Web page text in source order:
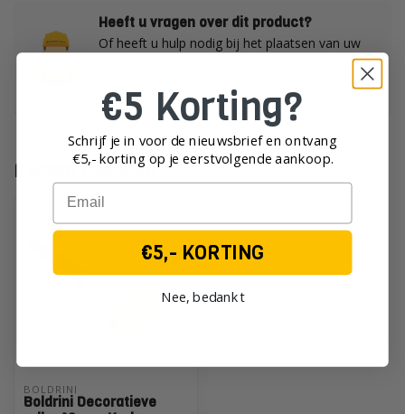
Heeft u vragen over dit product?
Of heeft u hulp nodig bij het plaatsen van uw
order?
klantenservice!
Recent bekeken
BOLDRINI
Boldrini Decoratieve
€5 Korting?
Schrijf je in voor de nieuwsbrief en ontvang
€5,- korting op je eerstvolgende aankoop.
Email
€5,- KORTING
Nee, bedankt